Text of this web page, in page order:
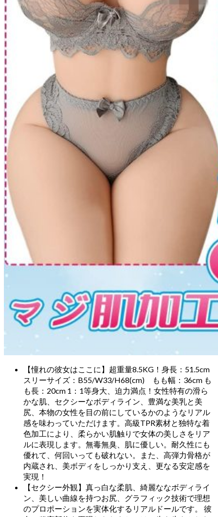
【憧れの彼女はここに】超重量8.5KG！身長：51.5cm
スリーサイズ：B55/W33/H68(cm) もも幅：36cm も
も長：20cm 1：1等身大、迫力満点！女性特有の滑ら
かな肌、セクシーなボディライン、豊満な美乳と美
尻、本物の女性を目の前にしているかのようなリアル
感を味わっていただけます。高級TPR素材と独特な着
色加工により、柔らかい肌触りで女体の美しさをリア
ルに表現します。無毒無臭、肌に優しい。耐久性にも
優れて、何回いっても破れない。また、高弾力骨格が
内蔵され、美ボディをしっかり支え、更なる安定感を
実現！
【セクシー外観】真っ白な柔肌、綺麗ななボディライ
ン、美しい曲線を持つお尻、グラフィック技術で理想
のプロポーションを実体化するリアルドールです。 彼